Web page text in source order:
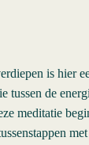
is hier
tussen de
meditatie
met